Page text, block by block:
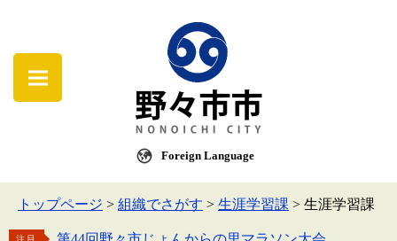
Foreign Language
トップページ > 組織でさがす > 生涯学習課 > 生涯学習課
注目